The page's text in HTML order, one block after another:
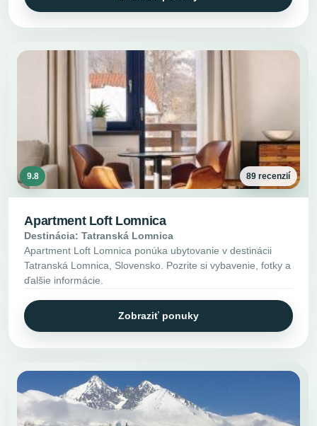
9.8 89 recenzií
Apartment Loft Lomnica
Destinácia: Tatranská Lomnica
Apartment Loft Lomnica ponúka ubytovanie v destinácii
Tatranská Lomnica, Slovensko. Pozrite si vybavenie, fotky a
ďalšie informácie.
Zobraziť ponuky